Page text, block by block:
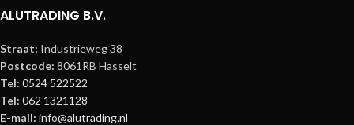
ALUTRADING B.V.
Straat: Industrieweg 38
Postcode: 8061RB Hasselt
Tel: 0524 522522
Tel: 062 1321128
E-mail: info@alutrading.nl